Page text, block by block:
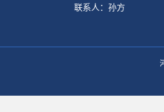
联系人：孙方